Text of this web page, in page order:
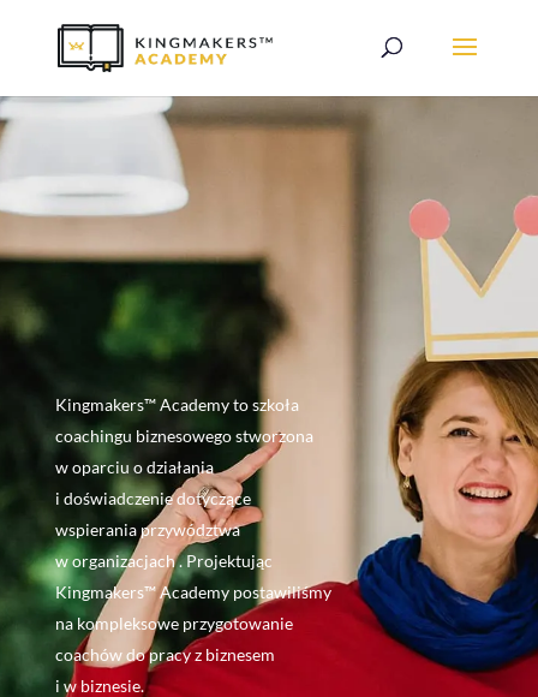
Kingmakers™ Academy to szkoła
coachingu biznesowego stworzona
w oparciu o działania
i doświadczenie dotyczące
wspierania przywództwa
w organizacjach . Projektując
Kingmakers™ Academy postawiliśmy
na kompleksowe przygotowanie
coachów do pracy z biznesem
i w biznesie.